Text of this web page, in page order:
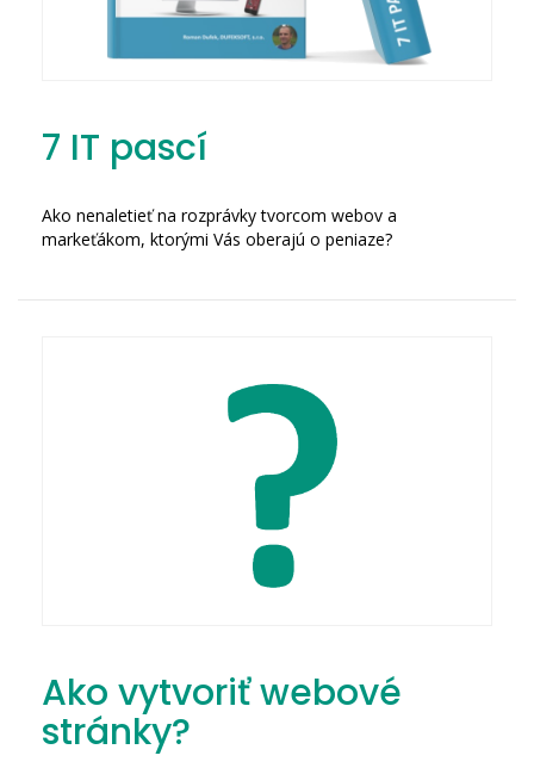
7 IT pascí
Ako nenaletieť na rozprávky tvorcom webov a
markeťákom, ktorými Vás oberajú o peniaze?
Ako vytvoriť webové
stránky?